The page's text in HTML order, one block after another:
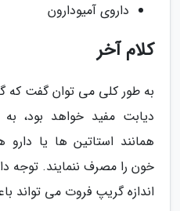
داروی آمیودارون
کلام آخر
به طور کلی می توان گفت که
دیابت مفید خواهد بود،
همانند استاتین ها یا
خون را مصرف ننمایند. توجه
اندازه گریپ فروت می تواند